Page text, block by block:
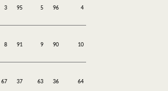
3 95 5 96 4
8 91 9 90 10
67 37 63 36 64